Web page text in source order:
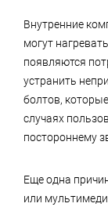
Внутренние
могут
появляются
устранить
болтов,
случаях
постороннему
Еще одна
или